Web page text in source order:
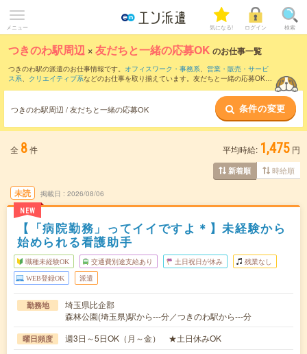
メニュー 気になる! ログイン 検索
つきのわ駅周辺 ×友だちと一緒の応募OK のお仕事一覧
つきのわ駅の派遣のお仕事情報です。 オフィスワーク・事務系、 営業・販売・サービ
ス系、 クリエイティブ系などのお仕事を取り揃えています。友だちと一緒の応募OKの
つきのわ駅周辺 / 友だちと一緒の応募OK 条件の変更
全 8件 平均時給: 1,475 円
新着順 時給順
未読
NEW
掲載日 2026/08/06
【「病院勤務」ってイイですよ＊】未経験から
始められる看護助手
職種未経験OK 交通費別途支給あり 土日祝日が休み 残業なし
WEB登録OK 派遣
勤務地
埼玉県比企郡
森林公園(埼玉県)駅から---分／つきのわ駅から---分
曜日頻度 週3日～5日OK（月～金） ★土日休みOK